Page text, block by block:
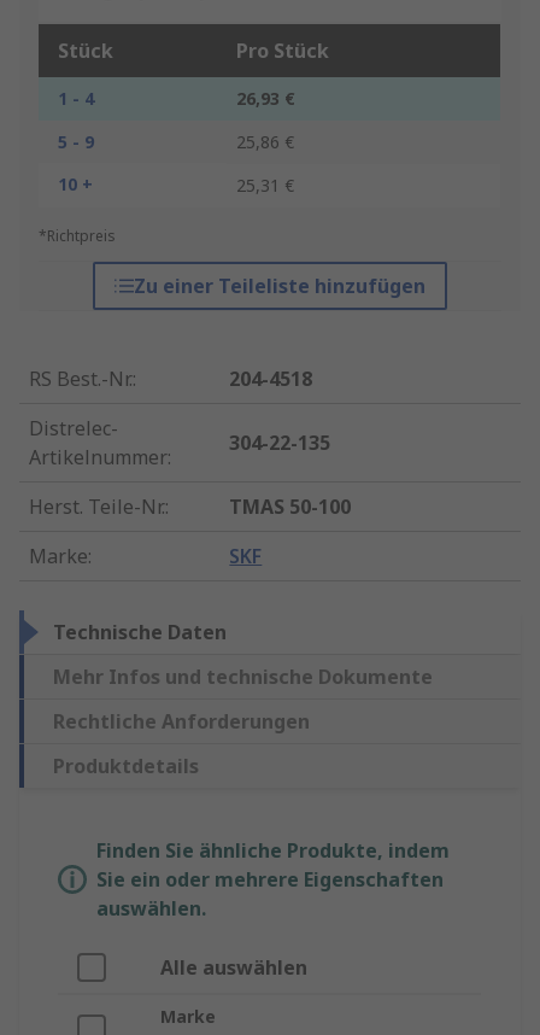
Stück Pro Stück
1 - 4
26,93 €
5 - 9
25,86 €
10 +
25,31 €
*Richtpreis
Zu einer Teileliste hinzufügen
RS Best.-Nr.:
204-4518
Distrelec-
Artikelnummer:
304-22-135
Herst. Teile-Nr.:
TMAS 50-100
Marke: SKF
Technische Daten
Mehr Infos und technische Dokumente
Rechtliche Anforderungen
Produktdetails
Finden Sie ähnliche Produkte, indem
Sie ein oder mehrere Eigenschaften
auswählen.
Alle auswählen
Marke